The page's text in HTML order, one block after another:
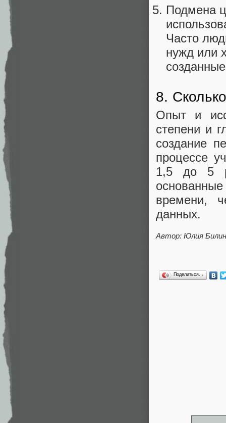
Подмена
Часто
нужд или
8.
Опыт и
степени и
создание
процессе
1,5 до 5
времени,
данных.
Автор: Юлия
Поделиться…